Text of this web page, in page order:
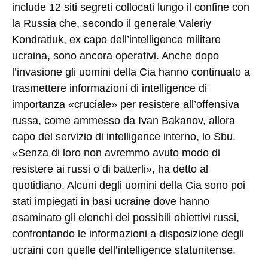
include 12 siti segreti collocati lungo il confine con
la Russia che, secondo il generale Valeriy
Kondratiuk, ex capo dell’intelligence militare
ucraina, sono ancora operativi. Anche dopo
l’invasione gli uomini della Cia hanno continuato a
trasmettere informazioni di intelligence di
importanza «cruciale» per resistere all’offensiva
russa, come ammesso da Ivan Bakanov, allora
capo del servizio di intelligence interno, lo Sbu.
«Senza di loro non avremmo avuto modo di
resistere ai russi o di batterli», ha detto al
quotidiano. Alcuni degli uomini della Cia sono poi
stati impiegati in basi ucraine dove hanno
esaminato gli elenchi dei possibili obiettivi russi,
confrontando le informazioni a disposizione degli
ucraini con quelle dell’intelligence statunitense.